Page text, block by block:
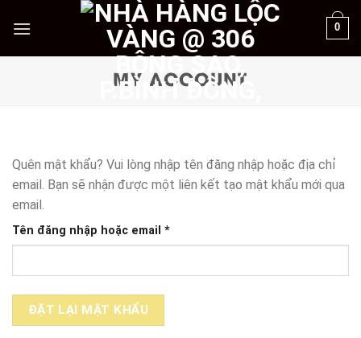
0
MY ACCOUNT
Quên mật khẩu? Vui lòng nhập tên đăng nhập hoặc địa chỉ
email. Bạn sẽ nhận được một liên kết tạo mật khẩu mới qua
email.
Tên đăng nhập hoặc email *Bắt
buộc
ĐẶT LẠI MẬT KHẨU